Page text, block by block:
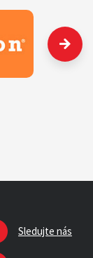
Sledujte nás